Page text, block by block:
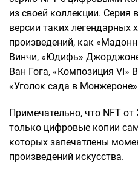
из своей коллекции.
версии таких легендарных
произведений, как
Винчи, «Юдифь»
Ван Гога, «Композиция VI»
«Уголок сада в
Примечательно, что NFT
только цифровые копии
которых запечатлены
произведений искусства.